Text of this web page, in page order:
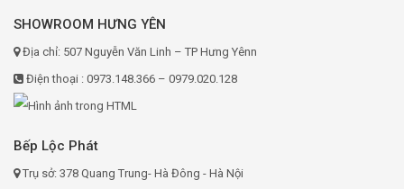
SHOWROOM HƯNG YÊN
Địa chỉ: 507 Nguyễn Văn Linh – TP Hưng Yênn
Điện thoại : 0973.148.366 – 0979.020.128
Bếp Lộc Phát
Trụ sở: 378 Quang Trung- Hà Đông - Hà Nội